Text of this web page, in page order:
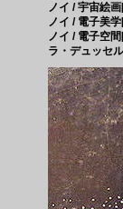
ノイ / 宇宙絵
ノイ / 電子美
ノイ / 電子空
ラ・デュッセ